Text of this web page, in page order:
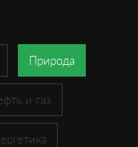
Природа
и газ